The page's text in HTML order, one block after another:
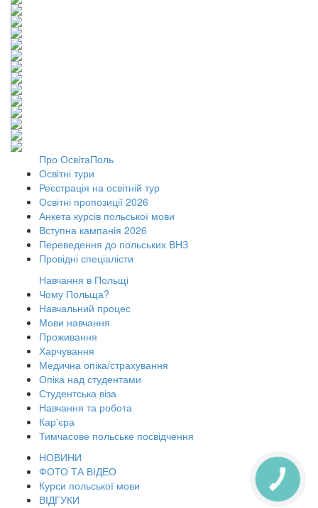
Про ОсвітаПоль
Освітні тури
Реєстрація на освітній тур
Освітні пропозиції 2026
Анкета курсів польської мови
Вступна кампанія 2026
Переведення до польських ВНЗ
Провідні спеціалісти
Навчання в Польщі
Чому Польща?
Навчальний процес
Мови навчання
Проживання
Харчування
Медична опіка/страхування
Опіка над студентами
Студентська віза
Навчання та робота
Кар'єра
Тимчасове польське посвідчення
НОВИНИ
ФОТО ТА ВІДЕО
Курси польської мови
ВІДГУКИ
КНОПКА
ЗВ'ЯЗКУ